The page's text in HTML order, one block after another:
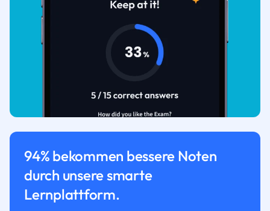
94% bekommen bessere Noten
durch unsere smarte
Lernplattform.